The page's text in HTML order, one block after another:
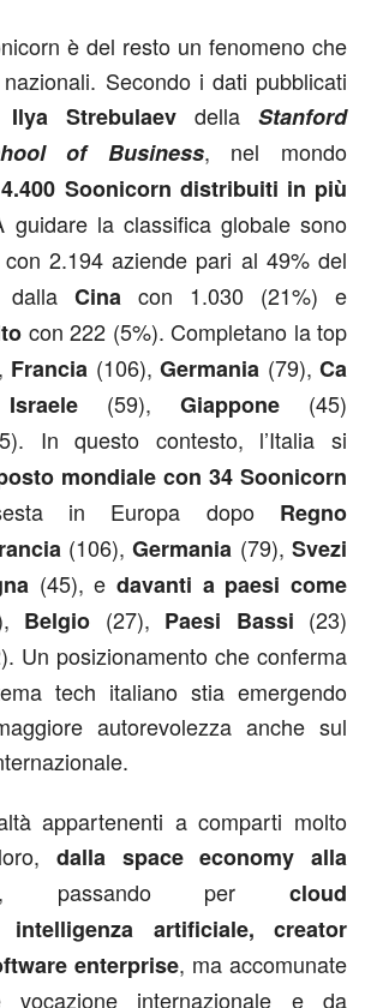
è del resto un fenomeno che
Secondo i dati pubblicati
Ilya Strebulaev della Stanford
of Business, nel mondo
Soonicorn distribuiti in più
guidare la classifica globale sono
2.194 aziende pari al 49% del
dalla Cina con 1.030 (21%) e
con 222 (5%). Completano la top
Francia (106),Germania (79),Ca
Israele (59), Giappone (45)
In questo contesto, l’Italia si
mondiale con 34 Soonicorn
in Europa dopo Regno
(106),Germania (79),Svezi
(45), edavanti a paesi come
Belgio (27), Paesi Bassi (23)
Un posizionamento che conferma
tech italiano stia emergendo
autorevolezza anche sul
appartenenti a comparti molto
dalla space economy alla
, passando per cloud
intelligenza artificiale, creator
enterprise, ma accomunate
internazionale e da